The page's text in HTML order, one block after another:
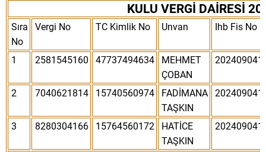
KULU VERGİ DAİRESİ
Sıra
No
Vergi No TC Kimlik No Unvan Ihb Fis No
1 2581545160 47737494634
MEHMET
ÇOBAN
2 7040621814 15740560974
FADİMANA
TAŞKIN
3 8280304166 15764560172
HATİCE
TAŞKIN